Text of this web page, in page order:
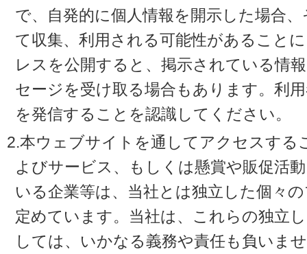
で、自発的に個人情報を開示した場合
て収集、利用される可能性があること
レスを公開すると、掲示されている情
セージを受け取る場合もあります。利
を発信することを認識してください。
2.本ウェブサイトを通してアクセスする
よびサービス、もしくは懸賞や販促活
いる企業等は、当社とは独立した個々
定めています。当社は、これらの独立
しては、いかなる義務や責任も負いま